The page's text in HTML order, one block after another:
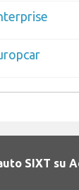
SIXT su